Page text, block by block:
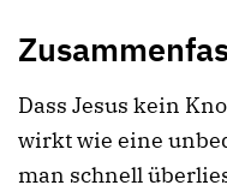
Dass Jesus kein
wirkt wie eine
man schnell